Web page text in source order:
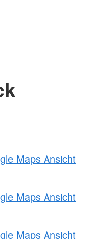
Maps Ansicht
Maps Ansicht
Maps Ansicht